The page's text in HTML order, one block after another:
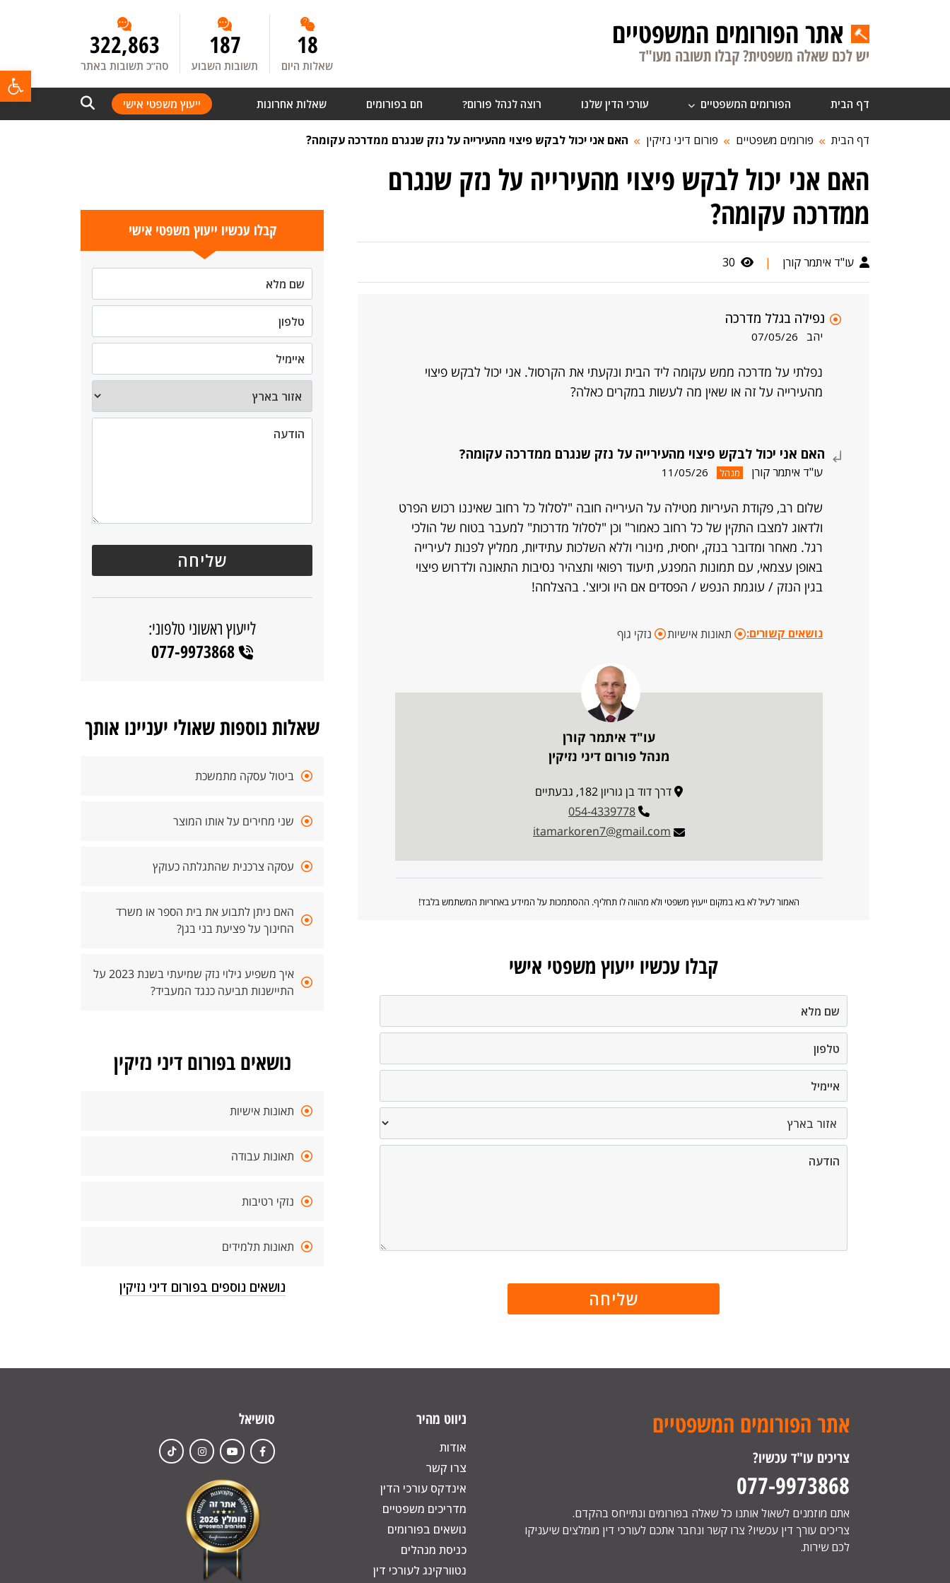
אתר הפורומים המשפטיים
יש לכם שאלה משפטית? קבלו תשובה מעו"ד 18
שאלות היום
187
תשובות השבוע
322,863
סה”כ תשובות באתר
דף הבית הפורומים המשפטיים עורכי הדין שלנו רוצה לנהל פורום? חם בפורומים שאלות אחרונות ייעוץ משפטי אישי
דף הבית פורומים משפטיים פורום דיני נזיקין האם אני יכול לבקש פיצוי מהעירייה על נזק שנגרם ממדרכה עקומה?
האם אני יכול לבקש פיצוי מהעירייה על נזק שנגרם
ממדרכה עקומה?
עו"ד איתמר קורן |
30
נפילה בגלל מדרכה
יהב 07/05/26
נפלתי על מדרכה ממש עקומה ליד הבית ונקעתי את הקרסול. אני יכול לבקש פיצוי
מהעירייה על זה או שאין מה לעשות במקרים כאלה?
האם אני יכול לבקש פיצוי מהעירייה על נזק שנגרם ממדרכה עקומה?
עו"ד איתמר קורן מנהל 11/05/26
שלום רב, פקודת העיריות מטילה על העירייה חובה "לסלול כל רחוב שאיננו רכוש הפרט
ולדאוג למצבו התקין של כל רחוב כאמור" וכן "לסלול מדרכות" למעבר בטוח של הולכי
רגל. מאחר ומדובר בנזק, יחסית, מינורי וללא השלכות עתידיות, ממליץ לפנות לעירייה
באופן עצמאי, עם תמונות המפגע, תיעוד רפואי ותצהיר נסיבות התאונה ולדרוש פיצוי
בגין הנזק / עוגמת הנפש / הפסדים אם היו וכיוצ'. בהצלחה!
נושאים קשורים: תאונות אישיות נזקי גוף
עו"ד איתמר קורן
מנהל פורום דיני נזיקין
דרך דוד בן גוריון 182, גבעתיים
054-4339778
itamarkoren7@gmail.com
האמור לעיל לא בא במקום ייעוץ משפטי ולא מהווה לו תחליף. ההסתמכות על המידע באחריות המשתמש בלבד!
קבלו עכשיו ייעוץ משפטי אישי
קבלו עכשיו ייעוץ משפטי אישי
לייעוץ ראשוני טלפוני:
077-9973868
שאלות נוספות שאולי יעניינו אותך
ביטול עסקה מתמשכת
שני מחירים על אותו המוצר
עסקה צרכנית שהתגלתה כעוקץ
האם ניתן לתבוע את בית הספר או משרד
החינוך על פציעת בני בגן?
איך משפיע גילוי נזק שמיעתי בשנת 2023 על
התיישנות תביעה כנגד המעביד?
נושאים בפורום דיני נזיקין
תאונות אישיות
תאונות עבודה
נזקי רטיבות
תאונות תלמידים
נושאים נוספים בפורום דיני נזיקין
אתר הפורומים המשפטיים
צריכים עו"ד עכשיו?
077-9973868
אתם מוזמנים לשאול אותנו כל שאלה בפורומים ונתייחס בהקדם.
צריכים עורך דין עכשיו? צרו קשר ונחבר אתכם לעורכי דין מומלצים שיעניקו
לכם שירות.
ניווט מהיר
אודות
צרו קשר
אינדקס עורכי הדין
מדריכים משפטיים
נושאים בפורומים
כניסת מנהלים
נטוורקינג לעורכי דין
סושיאל